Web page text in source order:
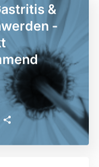
&
-
🗣